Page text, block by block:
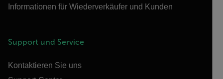
Informationen für Wiederverkäufer und Kunden
Support und Service
Kontaktieren Sie uns